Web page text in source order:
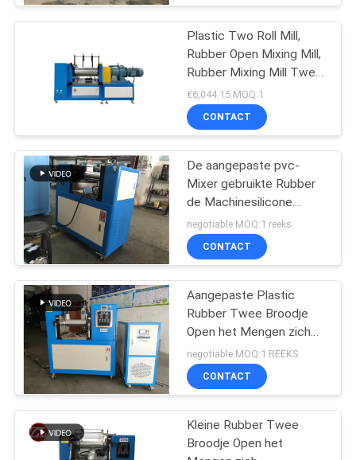
VR
SITEMAP
PRIVACY
POLICY
Plastic Two Roll Mill,
Rubber Open Mixing Mill,
Rubber Mixing Mill Twee
Roll Open Mixing Mill
€6,044.15 MOQ:1
CONTACT
De aangepaste pvc-
Mixer gebruikte Rubber
de Machinesilicone
Twee van de
Mengelingsmolen
Broodjes Open Molen
negotiable MOQ:1 reeks
CONTACT
Aangepaste Plastic
Rubber Twee Broodje
Open het Mengen zich
de Raffinagemachines
van de Molenverwerking
negotiable MOQ:1 REEKS
CONTACT
Kleine Rubber Twee
Broodje Open het